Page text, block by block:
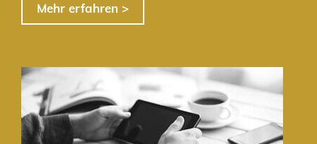
Mehr erfahren >